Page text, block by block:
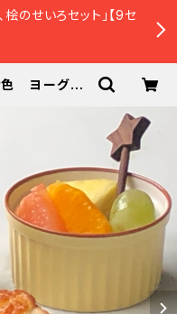
のせいろセット」【9セ
ヨーグル